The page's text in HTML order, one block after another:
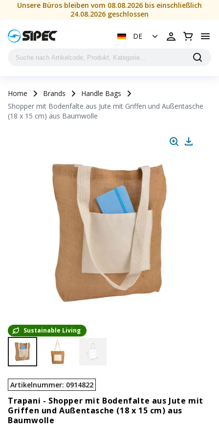
Unsere Büros bleiben vom 08.08.2026 bis einschließlich
24.08.2026 geschlossen
DE
Home Brands
Handle Bags
Shopper mit Bodenfalte aus Jute mit Griffen und Außentasche
(18 x 15 cm) aus Baumwolle
Sustainable Living
Artikelnummer: 0914822
Trapani - Shopper mit Bodenfalte aus Jute mit
Griffen und Außentasche (18 x 15 cm) aus
Baumwolle